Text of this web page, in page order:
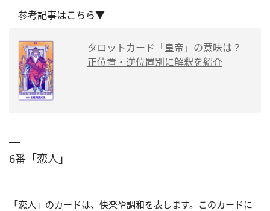
参考記事はこちら▼
タロットカード「皇帝」の意味は？
正位置・逆位置別に解釈を紹介
6番「恋人」
「恋人」のカードは、快楽や調和を表します。このカードに